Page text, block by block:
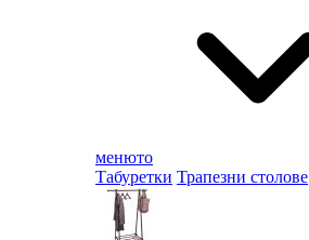
менюто
Табуретки Трапезни столове